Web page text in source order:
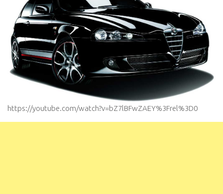
https://youtube.com/watch?v=bZ7lBFwZAEY%3Frel%3D0